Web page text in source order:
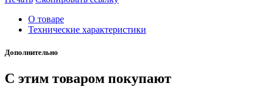
О товаре
Технические характеристики
Дополнительно
С этим товаром покупают